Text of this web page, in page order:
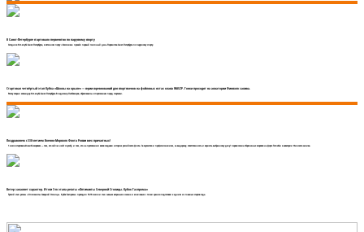
В Санкт-Петербурге стартовало первенство по парусному спорту
Сегодня в Яхт-клубе Санкт-Петербурга, в яхтенном порту «Смоленка» прошёл первый гоночный день Первенства Санкт-Петербурга по парусному спорту.
Стартовал четвёртый этап Кубка «Школы на крыле» — серии соревнований для спортсменов на фойловых яхтах класса WASZP. Гонки проходят на акватории Финского залива.
Регату открыл командор Яхт-клуба Санкт-Петербурга Владимир Любомиров, обратившись к спортсменам перед стартами.
Поздравляем с 330-летием Военно-Морского Флота России всех причастных!
1 июля стартовалаСпасибо морякам — тем, кто сейчас несёт службу, и тем, кто на протяжении веков создавал историю российского флота. За мужество и профессионализм, за выдержку, ответственность и верность выбранному делу! первая смена сборов юных моряков на форте Тотлебен в акватории Финского залива.
Ветер закаляет характер. Итоги 3-го этапа регаты «Оптимисты Северной Столицы. Кубок Газпрома»
Третий этап регаты «Оптимисты Северной Столицы. Кубок Газпрома» проходил 18-19 июля и стал самым ветреным в сезоне и ключевым с точки зрения подготовки к одним из главных стартов года.